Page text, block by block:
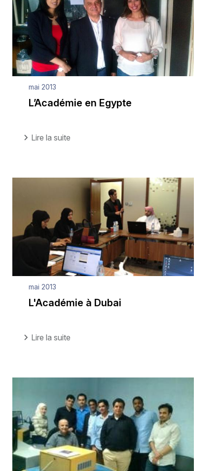
mai 2013
L’Académie en Egypte
Lire la suite
mai 2013
L'Académie à Dubai
Lire la suite